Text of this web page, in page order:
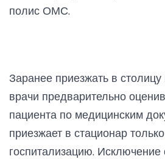
полис ОМС.
Заранее приезжать в столицу
врачи предварительно
пациента по медицинским
приезжает в стационар
госпитализацию. Исключение